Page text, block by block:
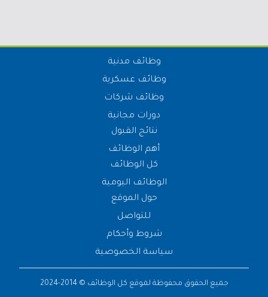
وظائف مدنية
وظائف عسكرية
وظائف شركات
دورات مجانية
نتائج القبول
أهم الوظائف
كل الوظائف
الوظائف اليومية
حول الموقع
للتواصل
شروط وأحكام
سياسة الخصوصية
جميع الحقوق محفوظة لموقع كل الوظائف © 2014-2024